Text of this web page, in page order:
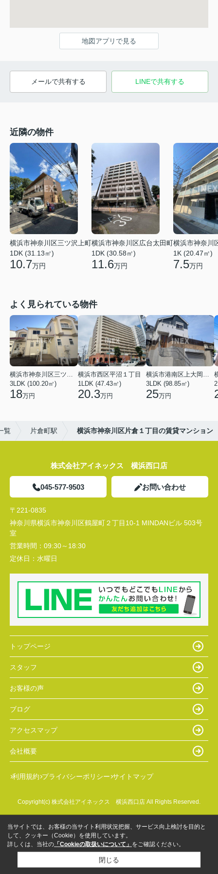
地図アプリで見る
メールで共有する LINEで共有する
近隣の物件
横浜市神奈川区三ツ沢上町
1DK (31.13㎡)
10.7万円
横浜市神奈川区広台太田町
1DK (30.58㎡)
11.6万円
横浜市神奈川
1K (20.47㎡)
7.5万円
よく見られている物件
横浜市神奈川区三ツ沢上町
3LDK (100.20㎡)
18万円
横浜市西区平沼１丁目
1LDK (47.43㎡)
20.3万円
横浜市港南区上大岡東２丁目
3LDK (98.85㎡)
25万円
覧 片倉町駅 横浜市神奈川区片倉１丁目の賃貸マンション
株式会社アイネックス 横浜西口店
045-577-9503 お問い合わせ
〒221-0835
神奈川県横浜市神奈川区鶴屋町２丁目10-1 MINDANビル 503号
室
営業時間： 09:30～18:30
定休日： 水曜日
トップページ
スタッフ
お客様の声
ブログ
アクセスマップ
会社概要
利用規約 プライバシーポリシー サイトマップ
Copyright(c) 株式会社アイネックス 横浜西口店 All Rights Reserved.
当サイトでは、お客様の当サイト利用状況把握、サービス向上検討を目的と
して、クッキー（Cookie）を使用しています。
詳しくは、当社の 「Cookieの取扱いについて」 をご確認ください。
閉じる